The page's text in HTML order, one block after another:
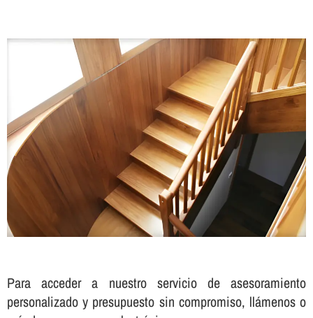
Para acceder a nuestro servicio de asesoramiento
personalizado y presupuesto sin compromiso, llámenos o